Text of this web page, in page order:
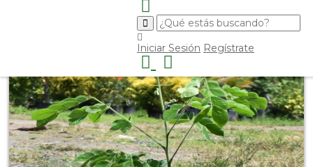
Iniciar Sesión Regístrate
Árboles Ornamentales>Saman>